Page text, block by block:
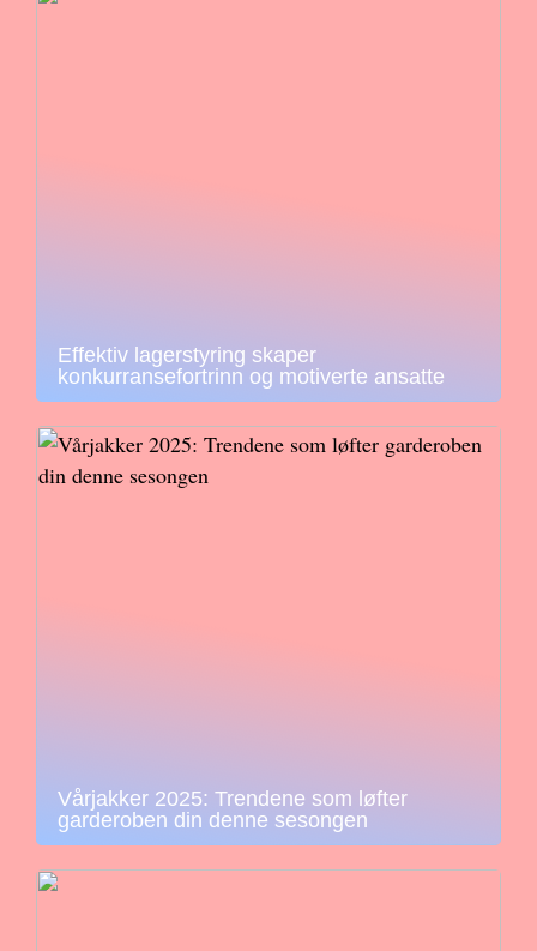
Effektiv lagerstyring skaper
konkurransefortrinn og motiverte ansatte
Vårjakker 2025: Trendene som løfter
garderoben din denne sesongen